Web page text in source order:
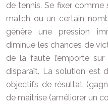
de tennis. Se fixer
match ou un certain
génère une pression
diminue les chances de
de la faute l’emporte
disparaît. La solution est
objectifs de résultat
de maîtrise (améliorer un